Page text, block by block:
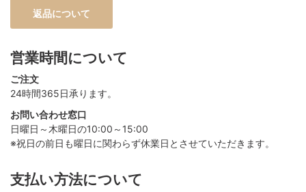
返品について
営業時間について
ご注文
24時間365日承ります。
お問い合わせ窓口
日曜日～木曜日の10:00～15:00
※祝日の前日も曜日に関わらず休業日とさせていただきます。
支払い方法について